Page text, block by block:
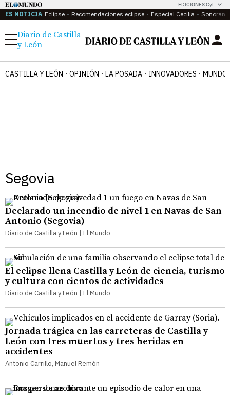
EDICIONES CyL
ES NOTICIA Eclipse Recomendaciones eclipse Especial Cecilia
Menú
Diario de Castilla
y León
CASTILLA Y LEÓN OPINIÓN LA POSADA INNOVADORES MUNDO
Segovia
Declarado un incendio de nivel 1 en Navas de San
Antonio (Segovia)
Diario de Castilla y León | El Mundo
El eclipse llena Castilla y León de ciencia, turismo
y cultura con cientos de actividades
Diario de Castilla y León | El Mundo
Jornada trágica en las carreteras de Castilla y
León con tres muertos y tres heridas en
accidentes
Antonio Carrillo, Manuel Remón